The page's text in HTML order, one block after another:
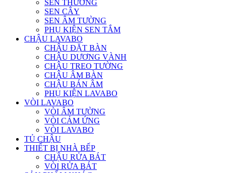
SEN THƯỜNG
SEN CÂY
SEN ÂM TƯỜNG
PHỤ KIỆN SEN TẮM
CHẬU LAVABO
CHẬU ĐẶT BÀN
CHẬU DƯƠNG VÀNH
CHẬU TREO TƯỜNG
CHẬU ÂM BÀN
CHẬU BÁN ÂM
PHỤ KIỆN LAVABO
VÒI LAVABO
VÒI ÂM TƯỜNG
VÒI CẢM ỨNG
VÒI LAVABO
TỦ CHẬU
THIẾT BỊ NHÀ BẾP
CHẬU RỬA BÁT
VÒI RỬA BÁT